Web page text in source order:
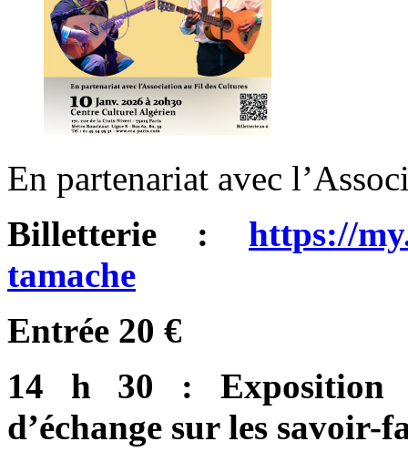
En partenariat avec
Billetterie : https://
tamache
Entrée 20 €
14 h 30 : Exposition
d’échange sur les